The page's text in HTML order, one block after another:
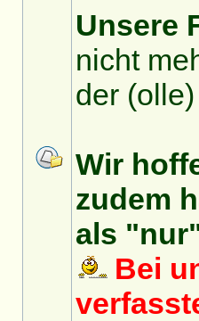
Unsere
nicht
der (olle)
Wir
zudem
als
Bei